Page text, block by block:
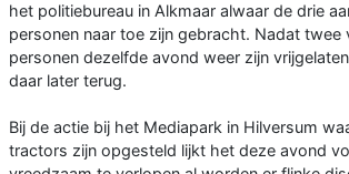
het politiebureau in Alkmaar alwaar de drie
personen naar toe zijn gebracht. Nadat twee
personen dezelfde avond weer zijn
daar later terug.
Bij de actie bij het Mediapark in Hilversum
tractors zijn opgesteld lijkt het deze avond